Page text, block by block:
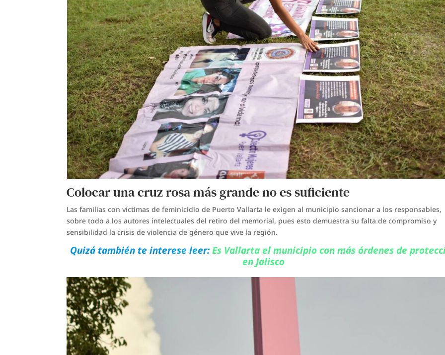
Colocar una cruz rosa más grande no es suficiente
Las familias con víctimas de feminicidio de Puerto Vallarta le exigen al municipio sancionar a los responsables,
sobre todo a los autores intelectuales del retiro del memorial, pues esto demuestra su falta de compromiso y
sensibilidad la crisis de violencia de género que vive la región.
Quizá también te interese leer:Es Vallarta el municipio con más órdenes de
en Jalisco